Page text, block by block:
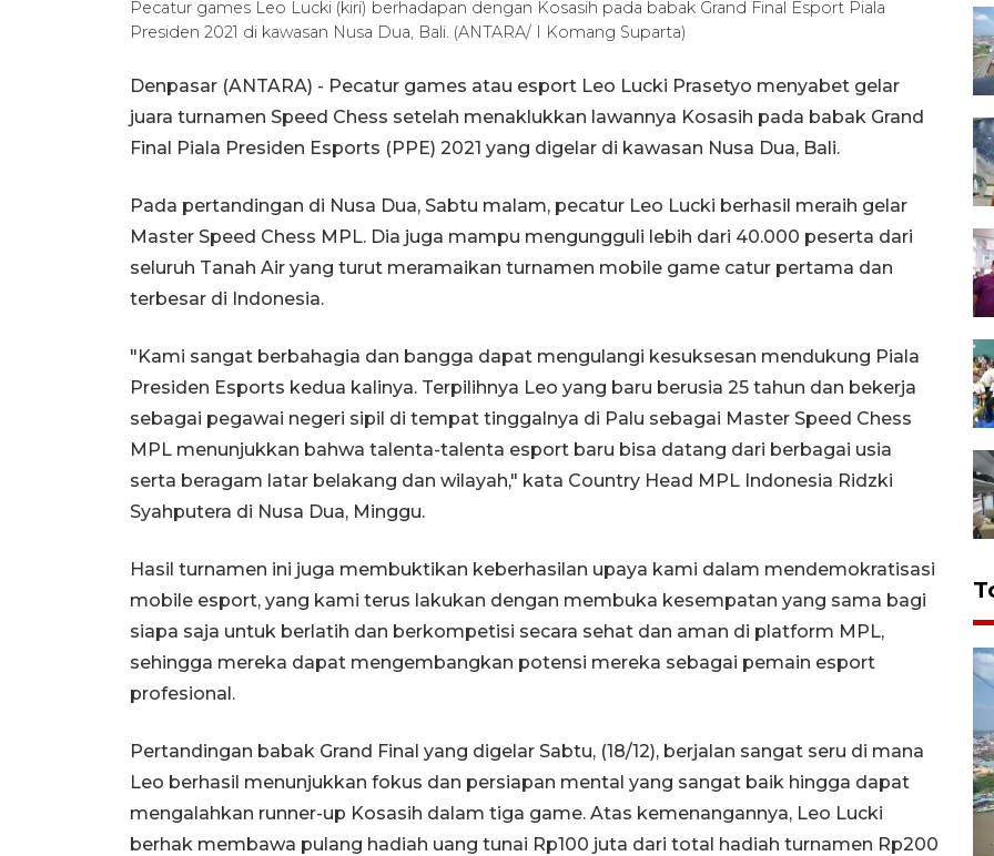
Pecatur games Leo Lucki (kiri) berhadapan dengan Kosasih pada babak Grand Final Esport Piala
Presiden 2021 di kawasan Nusa Dua, Bali. (ANTARA/ I Komang Suparta)
Denpasar (ANTARA) - Pecatur games atau esport Leo Lucki Prasetyo menyabet gelar
juara turnamen Speed Chess setelah menaklukkan lawannya Kosasih pada babak Grand
Final Piala Presiden Esports (PPE) 2021 yang digelar di kawasan Nusa Dua, Bali.
Pada pertandingan di Nusa Dua, Sabtu malam, pecatur Leo Lucki berhasil meraih gelar
Master Speed Chess MPL. Dia juga mampu mengungguli lebih dari 40.000 peserta dari
seluruh Tanah Air yang turut meramaikan turnamen mobile game catur pertama dan
terbesar di Indonesia.
"Kami sangat berbahagia dan bangga dapat mengulangi kesuksesan mendukung Piala
Presiden Esports kedua kalinya. Terpilihnya Leo yang baru berusia 25 tahun dan bekerja
sebagai pegawai negeri sipil di tempat tinggalnya di Palu sebagai Master Speed Chess
MPL menunjukkan bahwa talenta-talenta esport baru bisa datang dari berbagai usia
serta beragam latar belakang dan wilayah," kata Country Head MPL Indonesia Ridzki
Syahputera di Nusa Dua, Minggu.
Hasil turnamen ini juga membuktikan keberhasilan upaya kami dalam mendemokratisasi
mobile esport, yang kami terus lakukan dengan membuka kesempatan yang sama bagi
siapa saja untuk berlatih dan berkompetisi secara sehat dan aman di platform MPL,
sehingga mereka dapat mengembangkan potensi mereka sebagai pemain esport
profesional.
Pertandingan babak Grand Final yang digelar Sabtu, (18/12), berjalan sangat seru di mana
Leo berhasil menunjukkan fokus dan persiapan mental yang sangat baik hingga dapat
mengalahkan runner-up Kosasih dalam tiga game. Atas kemenangannya, Leo Lucki
berhak membawa pulang hadiah uang tunai Rp100 juta dari total hadiah turnamen Rp200